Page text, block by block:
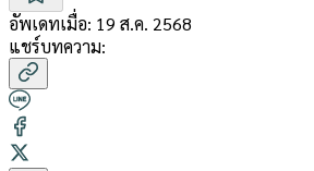
อัพเดทเมื่อ: 19 ส.ค. 2568
แชร์บทความ: